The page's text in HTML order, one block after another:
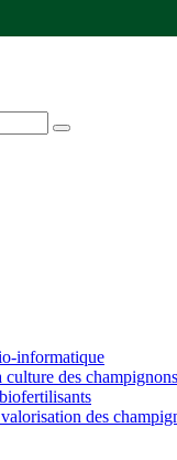
informatique
des champignons
des